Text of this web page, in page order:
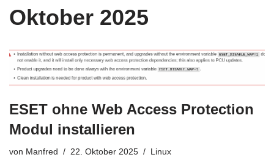
Oktober 2025
ESET ohne Web Access Protection
Modul installieren
von Manfred 22. Oktober 2025 Linux